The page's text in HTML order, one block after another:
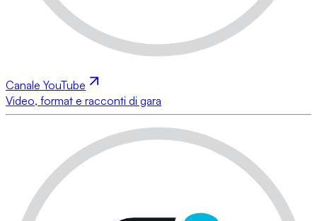
Canale YouTube
Video, format e racconti di gara